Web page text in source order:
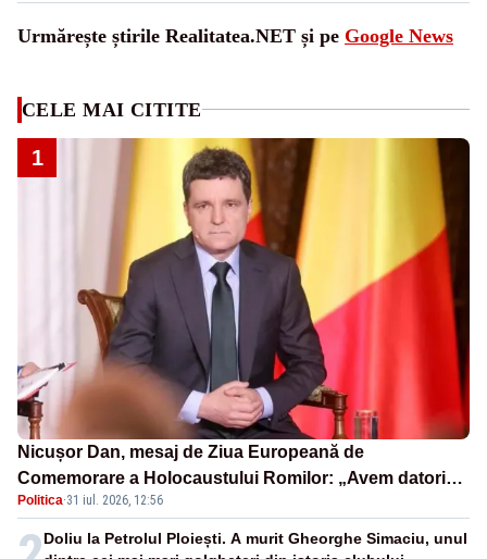
Urmărește știrile Realitatea.NET și pe Google News
CELE MAI CITITE
1
Nicușor Dan, mesaj de Ziua Europeană de
Comemorare a Holocaustului Romilor: „Avem datoria
să păstrăm vie memoria victimelor”
Politica·31 iul. 2026, 12:56
Doliu la Petrolul Ploiești. A murit Gheorghe Simaciu, unul